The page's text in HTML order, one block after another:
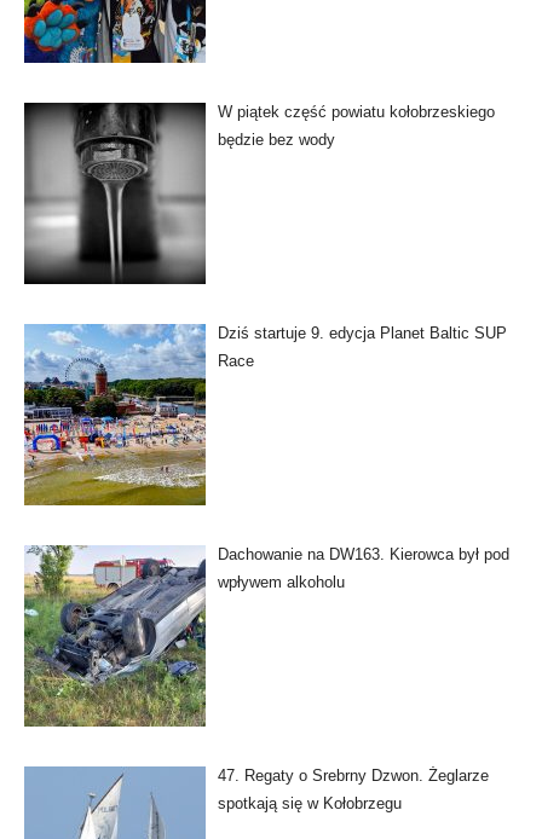
W piątek część powiatu kołobrzeskiego
będzie bez wody
Dziś startuje 9. edycja Planet Baltic SUP
Race
Dachowanie na DW163. Kierowca był pod
wpływem alkoholu
47. Regaty o Srebrny Dzwon. Żeglarze
spotkają się w Kołobrzegu